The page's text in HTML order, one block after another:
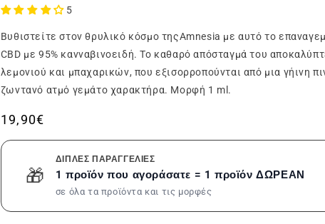
5
Βυθιστείτε στον θρυλικό κόσμο τηςAmnesia με αυτό το
CBD με 95% κανναβινοειδή. Το καθαρό απόσταγμά του
λεμονιού και μπαχαρικών, που εξισορροπούνται από μια γήινη
ζωντανό ατμό γεμάτο χαρακτήρα. Μορφή 1 ml.
Συνήθης
τιμή
19,90€
🎁
ΔΙΠΛΈΣ ΠΑΡΑΓΓΕΛΊΕΣ
1 προϊόν που αγοράσατε = 1 προϊόν ΔΩΡΕΑΝ
σε όλα τα προϊόντα και τις μορφές